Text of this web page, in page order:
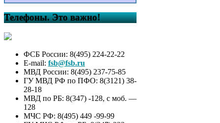
Телефоны. Это важно!
ФСБ России: 8(495) 224-22-22
E-mail: fsb@fsb.ru
МВД России: 8(495) 237-75-85
ГУ МВД РФ по ПФО: 8(3121) 38-
28-18
МВД по РБ: 8(347) -128, с моб. —
128
МЧС РФ: 8(495) 449 -99-99